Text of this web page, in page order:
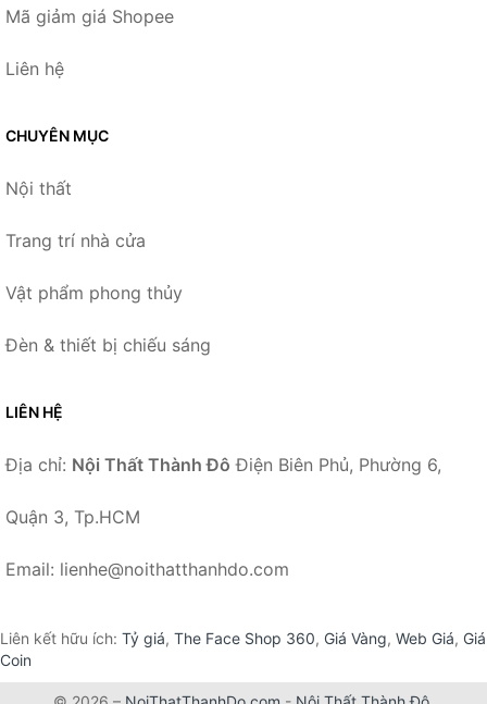
Mã giảm giá Shopee
Liên hệ
CHUYÊN MỤC
Nội thất
Trang trí nhà cửa
Vật phẩm phong thủy
Đèn & thiết bị chiếu sáng
LIÊN HỆ
Địa chỉ: Nội Thất Thành Đô Điện Biên Phủ, Phường 6,
Quận 3, Tp.HCM
Email: lienhe@noithatthanhdo.com
Liên kết hữu ích: Tỷ giá, The Face Shop 360, Giá Vàng, Web Giá, Giá
Coin